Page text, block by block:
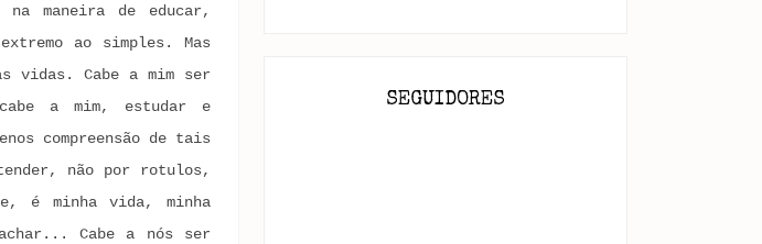
maneira de educar,
ao simples. Mas
vidas. Cabe a mim ser
a mim, estudar e
compreensão de tais
não por rotulos,
é minha vida, minha
Cabe a nós ser
SEGUIDORES